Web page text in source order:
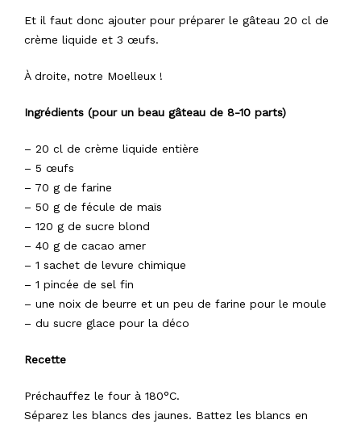
Et il faut donc ajouter pour préparer le gâteau 20 cl de
crème liquide et 3 œufs.
À droite, notre Moelleux !
Ingrédients (pour un beau gâteau de 8-10 parts)
– 20 cl de crème liquide entière
– 5 œufs
– 70 g de farine
– 50 g de fécule de maïs
– 120 g de sucre blond
– 40 g de cacao amer
– 1 sachet de levure chimique
– 1 pincée de sel fin
– une noix de beurre et un peu de farine pour le moule
– du sucre glace pour la déco
Recette
Préchauffez le four à 180°C.
Séparez les blancs des jaunes. Battez les blancs en